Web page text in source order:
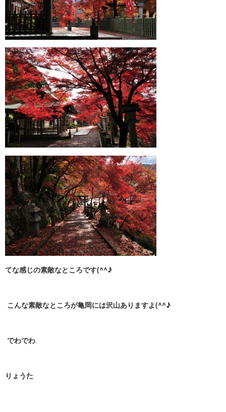
てな感じの素敵なところです(^^♪
こんな素敵なところが亀岡には沢山ありますよ(^^♪
でわでわ
りょうた